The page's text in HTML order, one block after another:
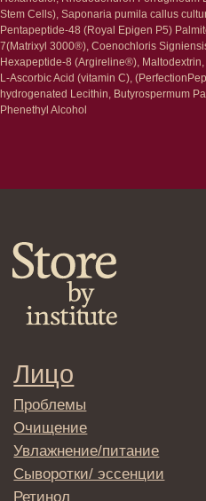
Stem Cells), Saponaria pumila callus
Pentapeptide-48 (Royal Epigen P5)
7(Matrixyl 3000®), Coenochloris
Hexapeptide-8 (Argireline®),
L-Ascorbic Acid (vitamin C),
hydrogenated Lecithin, Butyrospermum
Phenethyl Alcohol
Система лояльности
Доставка и самовывоз
Оплата и возврат
Согласие на обработку
персональных данных
Политика
конфиденциальности
Договор оферта
вы соглашаетесь с политикой в
обработки персональных данных